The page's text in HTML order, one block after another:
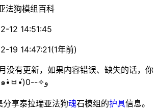
法狗模组百科
12 14:51:45
19 14:47:21(1年前)
没有更新，如果内容错误、缺失的话，你
可以在评论区留言 (๑•̀ㅂ•́)و✧--0
享泰拉瑞亚法狗魂石模组的护具信息。